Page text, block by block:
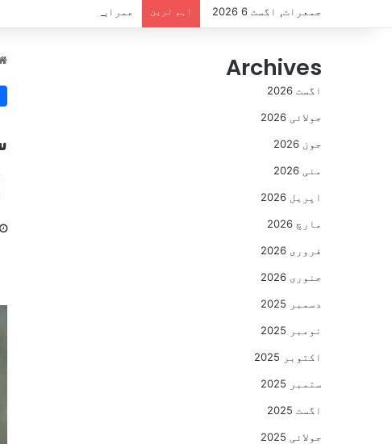
جمعرات, اگست 6 2026 اہم ترین عمران خان کو جیل میں 3 سال مکمل، بانی پی ٹی آئی کو دستیاب سہولیات سے متعلق اہم رپورٹ سامنے آگئی
Archives
اگست 2026
جولائی 2026
جون 2026
مئی 2026
اپریل 2026
مارچ 2026
فروری 2026
جنوری 2026
دسمبر 2025
نومبر 2025
اکتوبر 2025
ستمبر 2025
اگست 2025
جولائی 2025